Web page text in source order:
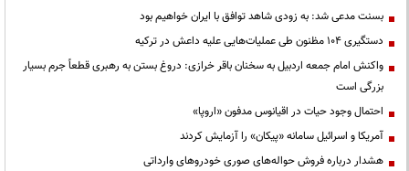
بسنت مدعی شد: به زودی شاهد توافق با ایران خواهیم بود
دستگیری ۱۰۴ مظنون طی عملیات‌هایی علیه داعش در ترکیه
واکنش امام جمعه اردبیل به سخنان باقر خرازی: دروغ بستن به رهبری قطعاً جرم بسیار
بزرگی است
احتمال وجود حیات در اقیانوس مدفون «اروپا»
آمریکا و اسرائیل سامانه «پیکان» را آزمایش کردند
هشدار درباره فروش حواله‌های صوری خودروهای وارداتی